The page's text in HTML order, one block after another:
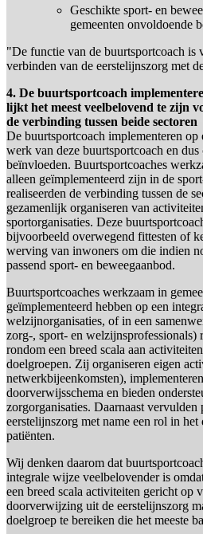
Geschikte sport- en
gemeenten onvoldoende
"De functie van de buurtsportcoach is
verbinden van de eerstelijnszorg met
4. De buurtsportcoach
lijkt het meest veelbelovend te zijn
de verbinding tussen beide sectoren
De buurtsportcoach implementeren
werk van deze buurtsportcoach en
beïnvloeden. Buurtsportcoaches
alleen geïmplementeerd zijn in de
realiseerden de verbinding tussen de
gezamenlijk organiseren van
sportorganisaties. Deze
bijvoorbeeld overwegend fittesten of
werving van inwoners om die indien
passend sport- en beweegaanbod.
Buurtsportcoaches werkzaam in
geïmplementeerd hebben op een
welzijnorganisaties, of in een
zorg-, sport- en welzijnsprofessionals)
rondom een breed scala aan
doelgroepen. Zij organiseren eigen
netwerkbijeenkomsten),
doorverwijsschema en bieden
zorgorganisaties. Daarnaast vervulden
eerstelijnszorg met name een rol in
patiënten.
Wij denken daarom dat
integrale wijze veelbelovender is
een breed scala activiteiten gericht op
doorverwijzing uit de eerstelijnszorg
doelgroep te bereiken die het meeste